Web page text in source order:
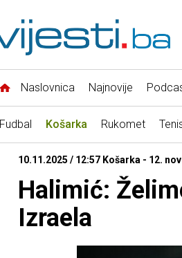
Naslovnica Najnovije
Fudbal Košarka Rukomet
10.11.2025 / 12:57 Košarka - 12.
Halimić:
Izraela